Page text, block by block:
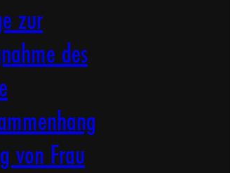
zur
des
von Frau